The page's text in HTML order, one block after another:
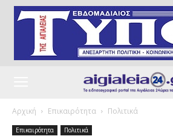
Αρχική Επικαιρότητα Πολιτικά
Επικαιρότητα Πολιτικά